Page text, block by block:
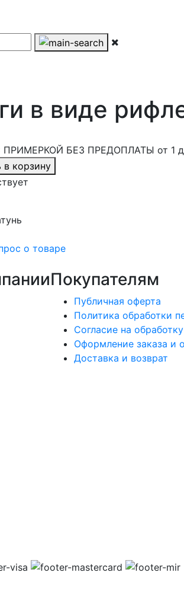
в виде
БЕЗ ПРЕДОПЛАТЫ от 1
в корзину
о товаре
Покупателям
Публичная оферта
Политика обработки
Согласие на
Оформление заказа и
Доставка и возврат